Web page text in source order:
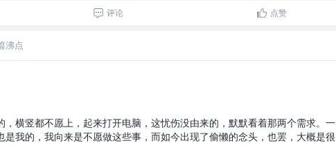
评论 点赞
沸点
，横竖都不愿上，起来打开电脑，这忧伤没由来的，默默看着那两个需求。一
是我的，我向来是不愿做这些事，而如今出现了偷懒的念头，也罢，大概是很